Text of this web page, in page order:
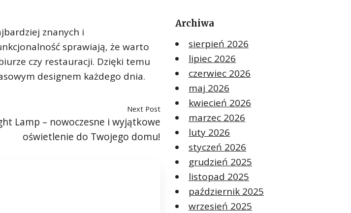
znanych i
sprawiają, że warto
czy restauracji. Dzięki temu
designem każdego dnia.
Next Post
Lamp – nowoczesne i wyjątkowe
oświetlenie do Twojego domu!
Archiwa
sierpień 2026
lipiec 2026
czerwiec 2026
maj 2026
kwiecień 2026
marzec 2026
luty 2026
styczeń 2026
grudzień 2025
listopad 2025
październik 2025
wrzesień 2025